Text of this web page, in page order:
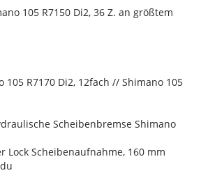
105 R7150 Di2, 36 Z. an größtem
105 R7170 Di2, 12fach // Shimano 105
Scheibenbremse Shimano
Lock Scheibenaufnahme, 160 mm